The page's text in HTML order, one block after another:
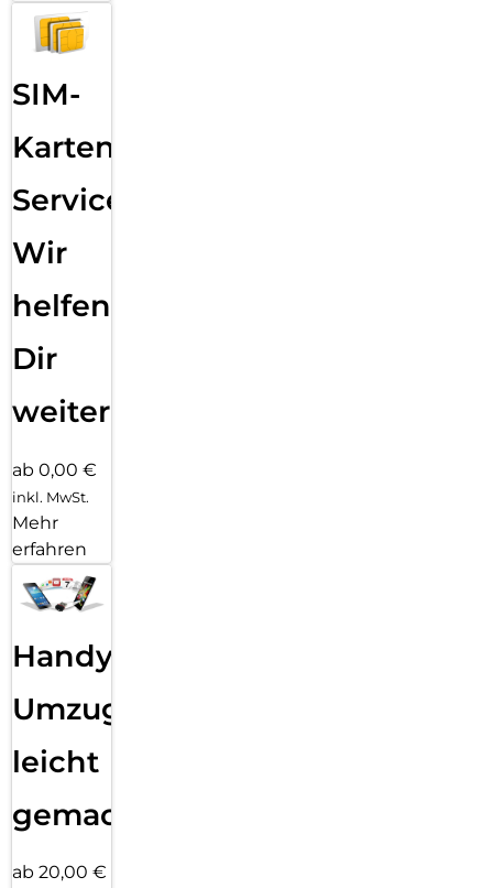
SIM-
Karten
Service:
Wir
helfen
Dir
weiter
ab 0,00 €
inkl. MwSt.
Mehr
erfahren
Handy
Umzug
leicht
gemacht!
ab 20,00 €